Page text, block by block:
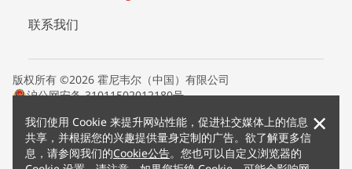
我们使用 Cookie 来提升网站性能，促进社交媒体上的信息
共享，并根据您的兴趣提供量身定制的广告。欲了解更多信
息，请参阅我们的Cookie公告。您也可以自定义浏览器的
×
联系我们
版权所有 ©2026 霍尼韦尔（中国）有限公司
沪公网安备 31011502012180号
条款条约
隐私声明
您的隐私选项